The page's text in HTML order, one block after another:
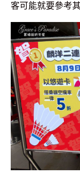
客可能就要參考